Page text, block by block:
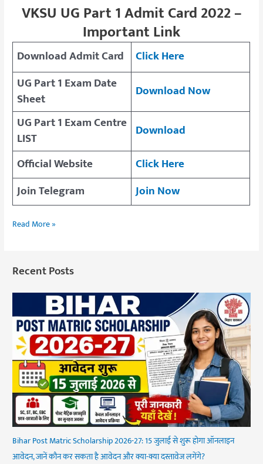
VKSU UG Part 1 Admit Card 2022 –
Important Link
Download Admit Card
Click Here
UG Part 1 Exam Date
Sheet
Download Now
UG Part 1 Exam Centre
LIST
Download
Official Website
Click Here
Join Telegram
Join Now
Read More »
Recent Posts
Bihar Post Matric Scholarship 2026-27: 15 जुलाई से शुरू होगा ऑनलाइन
आवेदन, जानें कौन कर सकता है आवेदन और क्या-क्या दस्तावेज लगेंगे?